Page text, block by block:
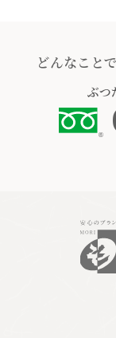
どんなこと
ぶつ